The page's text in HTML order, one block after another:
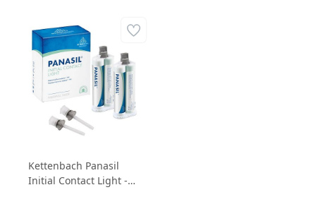
Kettenbach Panasil
Initial Contact Light -